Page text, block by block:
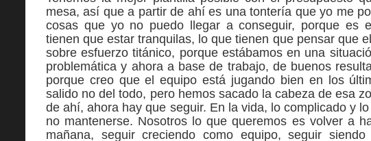
mesa, así que a partir de ahí es una tontería que yo me
cosas que yo no puedo llegar a conseguir, porque es
tienen que estar tranquilas, lo que tienen que pensar que
sobre esfuerzo titánico, porque estábamos en una
problemática y ahora a base de trabajo, de buenos
porque creo que el equipo está jugando bien en los
salido no del todo, pero hemos sacado la cabeza de esa
de ahí, ahora hay que seguir. En la vida, lo complicado y
no mantenerse. Nosotros lo que queremos es volver a
mañana, seguir creciendo como equipo, seguir